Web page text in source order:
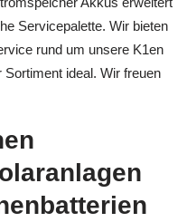
Servicepalette. Wir bieten
rund um unsere K1en
ideal. Wir freuen